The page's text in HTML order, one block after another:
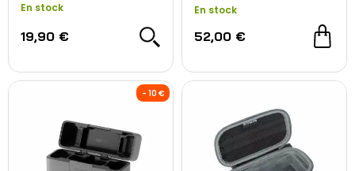
En stock
19,90 €
En stock
52,00 €